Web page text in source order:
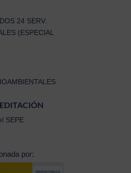
24 SERV.
(ESPECIAL
SEPE
por: